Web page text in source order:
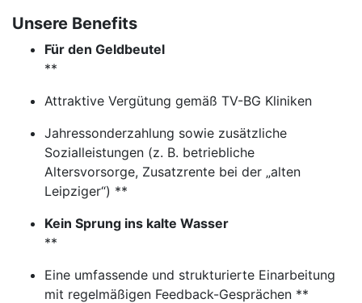
Unsere Benefits
Für den Geldbeutel
**
Attraktive Vergütung gemäß TV-BG Kliniken
Jahressonderzahlung sowie zusätzliche
Sozialleistungen (z. B. betriebliche
Altersvorsorge, Zusatzrente bei der „alten
Leipziger“) **
Kein Sprung ins kalte Wasser
**
Eine umfassende und strukturierte Einarbeitung
mit regelmäßigen Feedback-Gesprächen **